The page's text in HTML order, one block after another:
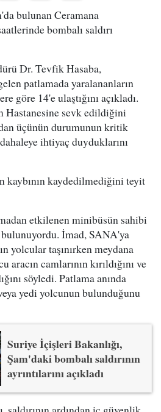
bulunan Ceramana
bombalı saldırı
Dr. Tevfik Hasaba,
patlamada yaralananların
göre 14'e ulaştığını açıkladı.
Hastanesine sevk edildiğini
üçünün durumunun kritik
ihtiyaç duyduklarını
kaybının kaydedilmediğini teyit
etkilenen minibüsün sahibi
İmad, SANA'ya
yolcular taşınırken meydana
camlarının kırıldığını ve
söyledi. Patlama anında
yedi yolcunun bulunduğunu
Suriye İçişleri Bakanlığı,
Şam'daki bombalı saldırının
ayrıntılarını açıkladı